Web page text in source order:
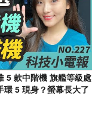
5 款中階機 旗艦等級處
環 5 現身？螢幕長大了